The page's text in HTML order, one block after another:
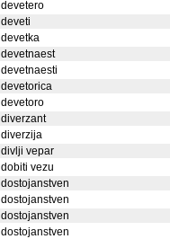
devetero
deveti
devetka
devetnaest
devetnaesti
devetorica
devetoro
diverzant
diverzija
divlji vepar
dobiti vezu
dostojanstven
dostojanstven
dostojanstven
dostojanstven